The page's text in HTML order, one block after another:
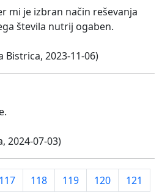
mi je izbran način reševanja
števila nutrij ogaben.
Bistrica, 2023-11-06)
2024-07-03)
117 118 119 120
121